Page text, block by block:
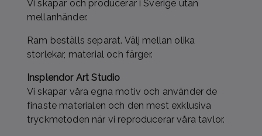
Vi skapar och producerar i Sverige utan
mellanhänder.
Ram beställs separat. Välj mellan olika
storlekar, material och färger.
Insplendor Art Studio
Vi skapar våra egna motiv och använder de
finaste materialen och den mest exklusiva
tryckmetoden när vi reproducerar våra tavlor.